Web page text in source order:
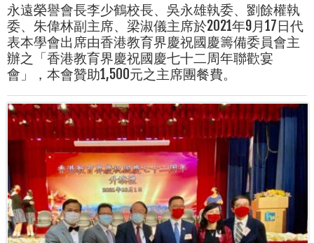
永遠榮譽會長李少鶴校長、吳永雄執委、劉餘權執
委、朱偉林副主席、梁淑儀主席於2021年9月17日代
表本學會出席由香港教育界慶祝國慶籌備委員會主
辦之「香港教育界慶祝國慶七十二周年聯歡宴
會」，本會贊助1,500元之主席團餐費。